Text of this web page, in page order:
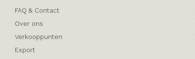
FAQ & Contact
Over ons
Verkooppunten
Export